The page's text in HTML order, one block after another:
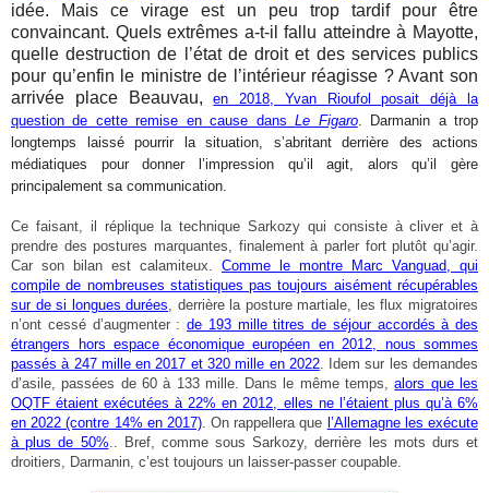
idée. Mais ce virage est un peu trop tardif pour être
convaincant. Quels extrêmes a-t-il fallu atteindre à Mayotte,
quelle destruction de l’état de droit et des services publics
pour qu’enfin le ministre de l’intérieur réagisse ? Avant son
arrivée place Beauvau,en 2018, Yvan Rioufol posait déjà la
question de cette remise en cause dansLe Figaro. Darmanin a trop
longtemps laissé pourrir la situation, s’abritant derrière des actions
médiatiques pour donner l’impression qu’il agit, alors qu’il gère
principalement sa communication.
Ce faisant, il réplique la technique Sarkozy qui consiste à cliver et à
prendre des postures marquantes, finalement à parler fort plutôt qu’agir.
Car son bilan est calamiteux. Comme le montre Marc Vanguad, qui
compile de nombreuses statistiques pas toujours aisément récupérables
sur de si longues durées, derrière la posture martiale, les flux migratoires
n’ont cessé d’augmenter : de 193 mille titres de séjour accordés à des
étrangers hors espace économique européen en 2012, nous sommes
passés à 247 mille en 2017 et 320 mille en 2022. Idem sur les demandes
d’asile, passées de 60 à 133 mille. Dans le même temps,alors que les
OQTF étaient exécutées à 22% en 2012, elles ne l’étaient plus qu’à 6%
en 2022 (contre 14% en 2017). On rappellera que l’Allemagne les exécute
à plus de 50%.. Bref, comme sous Sarkozy, derrière les mots durs et
droitiers, Darmanin, c’est toujours un laisser-passer coupable.